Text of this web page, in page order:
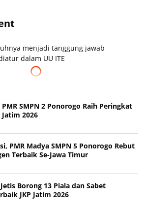
menjadi tanggung jawab
dalam UU ITE
SMPN 2 Ponorogo Raih Peringkat
2026
PMR Madya SMPN 5 Ponorogo Rebut
Terbaik Se-Jawa Timur
Jetis Borong 13 Piala dan Sabet
JKP Jatim 2026